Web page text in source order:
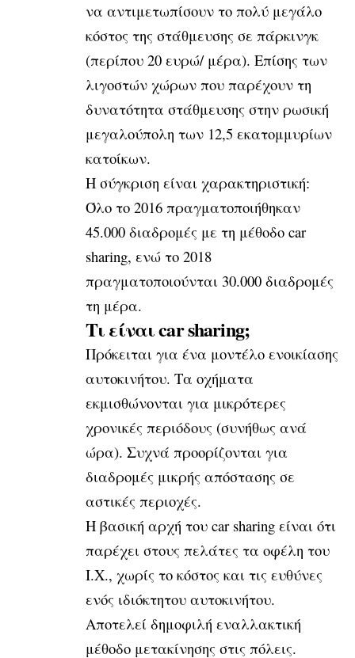
να αντιμετωπίσουν το πολύ μεγάλο
κόστος της στάθμευσης σε πάρκινγκ
(περίπου 20 ευρώ/ μέρα). Επίσης των
λιγοστών χώρων που παρέχουν τη
δυνατότητα στάθμευσης στην ρωσική
μεγαλούπολη των 12,5 εκατομμυρίων
κατοίκων.
Η σύγκριση είναι χαρακτηριστική:
Όλο το 2016 πραγματοποιήθηκαν
45.000 διαδρομές με τη μέθοδο car
sharing, ενώ το 2018
πραγματοποιούνται 30.000 διαδρομές
τη μέρα.
Tι είναι car sharing;
Πρόκειται για ένα μοντέλο ενοικίασης
αυτοκινήτου. Τα οχήματα
εκμισθώνονται για μικρότερες
χρονικές περιόδους (συνήθως ανά
ώρα). Συχνά προορίζονται για
διαδρομές μικρής απόστασης σε
αστικές περιοχές.
Η βασική αρχή του car sharing είναι ότι
παρέχει στους πελάτες τα οφέλη του
Ι.Χ., χωρίς το κόστος και τις ευθύνες
ενός ιδιόκτητου αυτοκινήτου.
Αποτελεί δημοφιλή εναλλακτική
μέθοδο μετακίνησης στις πόλεις.